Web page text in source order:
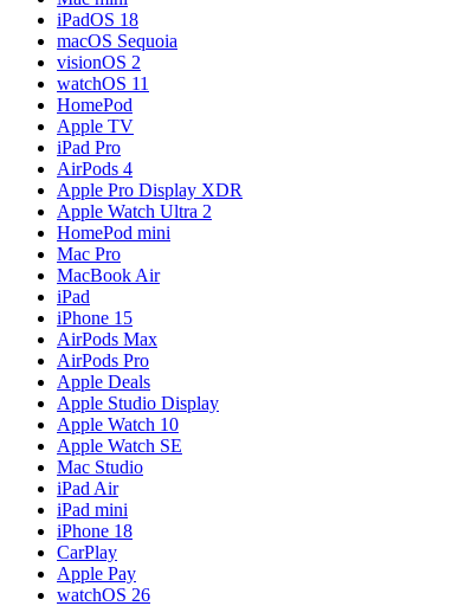
iPadOS 18
macOS Sequoia
visionOS 2
watchOS 11
HomePod
Apple TV
iPad Pro
AirPods 4
Apple Pro Display XDR
Apple Watch Ultra 2
HomePod mini
Mac Pro
MacBook Air
iPad
iPhone 15
AirPods Max
AirPods Pro
Apple Deals
Apple Studio Display
Apple Watch 10
Apple Watch SE
Mac Studio
iPad Air
iPad mini
iPhone 18
CarPlay
Apple Pay
watchOS 26